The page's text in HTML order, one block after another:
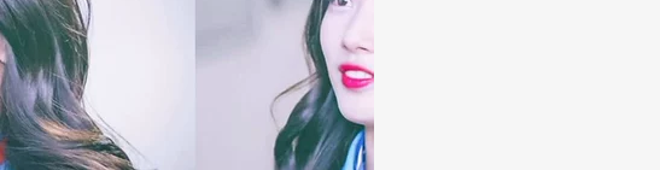
冬季绚烂，少不了羽绒服、毛呢大衣的色彩比拼，有它们在，冬天自然出彩不少，但若......